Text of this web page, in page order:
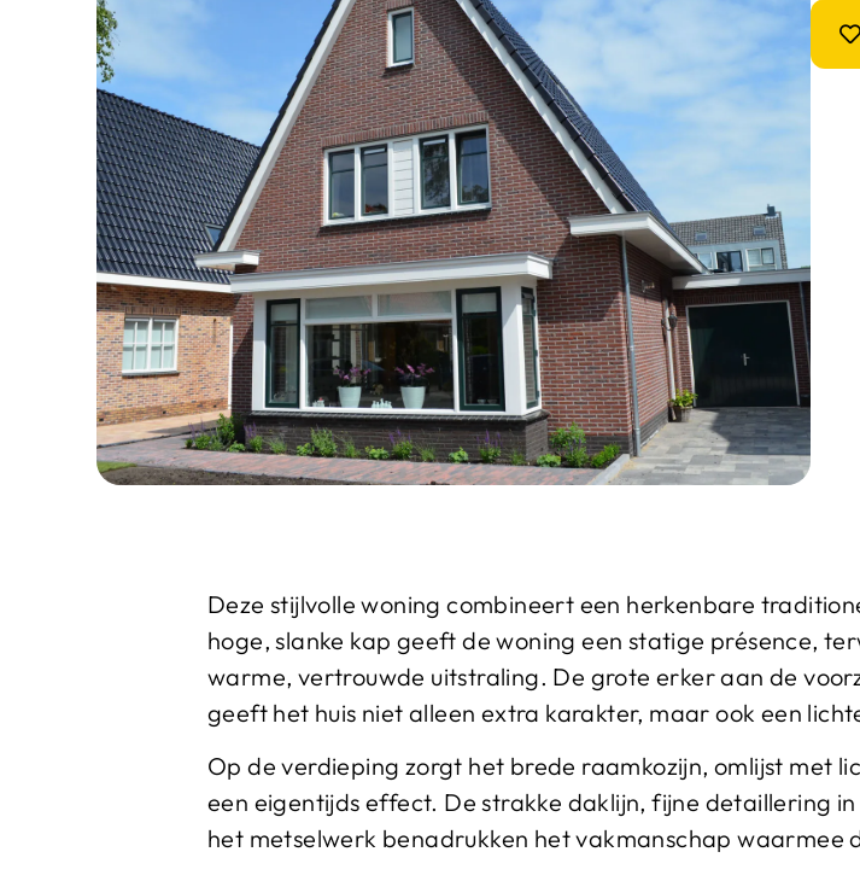
Deze stijlvolle woning combineert een herkenbare
hoge, slanke kap geeft de woning een statige présence,
warme, vertrouwde uitstraling. De grote erker aan de
geeft het huis niet alleen extra karakter, maar ook een
Op de verdieping zorgt het brede raamkozijn, omlijst met
een eigentijds effect. De strakke daklijn, fijne detaillering
het metselwerk benadrukken het vakmanschap waarmee